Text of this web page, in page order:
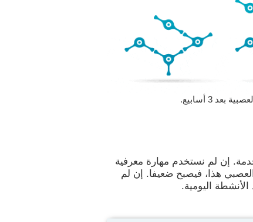
3 أسابيع.
إن لم نستخدم مهارة معرفية
هذا، فيصبح ضعيفا. إن لم
اليومية.